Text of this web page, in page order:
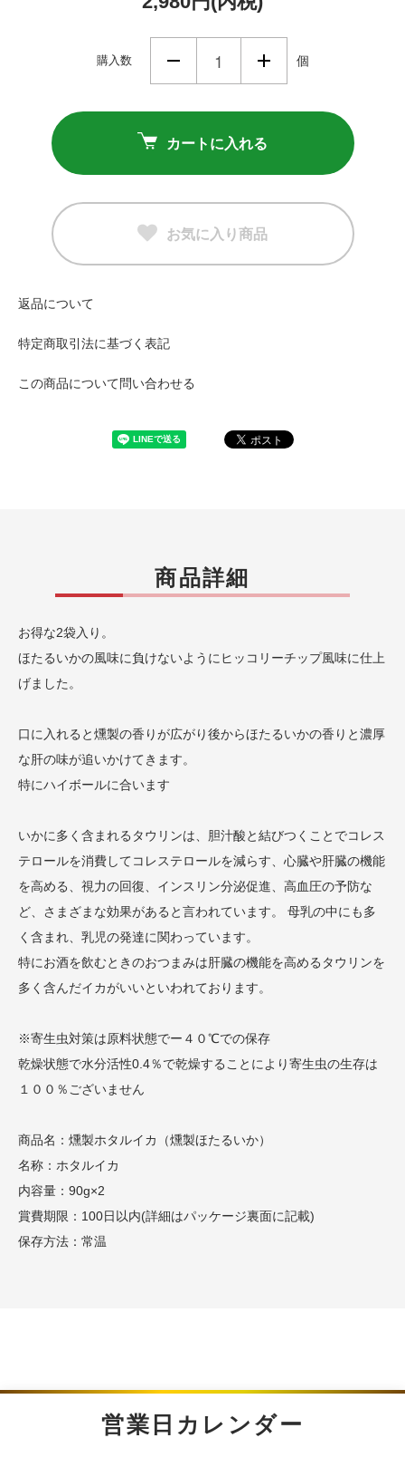
購入数 個
カートに入れる
お気に入り商品
返品について
特定商取引法に基づく表記
この商品について問い合わせる
商品詳細
お得な2袋入り。
ほたるいかの風味に負けないようにヒッコリーチップ風味に仕上
げました。
口に入れると燻製の香りが広がり後からほたるいかの香りと濃厚
な肝の味が追いかけてきます。
特にハイボールに合います
いかに多く含まれるタウリンは、胆汁酸と結びつくことでコレス
テロールを消費してコレステロールを減らす、心臓や肝臓の機能
を高める、視力の回復、インスリン分泌促進、高血圧の予防な
ど、さまざまな効果があると言われています。 母乳の中にも多
く含まれ、乳児の発達に関わっています。
特にお酒を飲むときのおつまみは肝臓の機能を高めるタウリンを
多く含んだイカがいいといわれております。
※寄生虫対策は原料状態でー４０℃での保存
乾燥状態で水分活性0.4％で乾燥することにより寄生虫の生存は
１００％ございません
商品名：燻製ホタルイカ（燻製ほたるいか）
名称：ホタルイカ
内容量：90g×2
賞費期限：100日以内(詳細はパッケージ裏面に記載)
保存方法：常温
営業日カレンダー